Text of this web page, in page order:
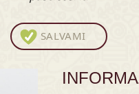
SALVAMI